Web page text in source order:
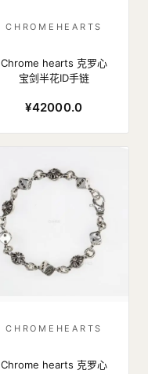
CHROMEHEARTS
Chrome hearts 克罗心
宝剑半花ID手链
¥42000.0
CHROMEHEARTS
Chrome hearts 克罗心